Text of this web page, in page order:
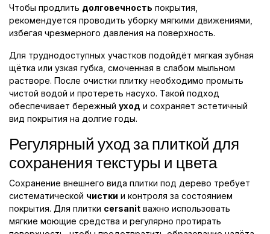
Чтобы продлить долговечность покрытия,
рекомендуется проводить уборку мягкими движениями,
избегая чрезмерного давления на поверхность.
Для труднодоступных участков подойдёт мягкая зубная
щётка или узкая губка, смоченная в слабом мыльном
растворе. После очистки плитку необходимо промыть
чистой водой и протереть насухо. Такой подход
обеспечивает бережный уход и сохраняет эстетичный
вид покрытия на долгие годы.
Регулярный уход за плиткой для
сохранения текстуры и цвета
Сохранение внешнего вида плитки под дерево требует
систематической чистки и контроля за состоянием
покрытия. Для плитки cersanit важно использовать
мягкие моющие средства и регулярно протирать